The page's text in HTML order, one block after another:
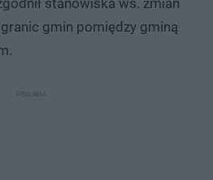
gmin pomiędzy gminą